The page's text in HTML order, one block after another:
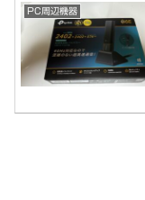
PC周辺機器